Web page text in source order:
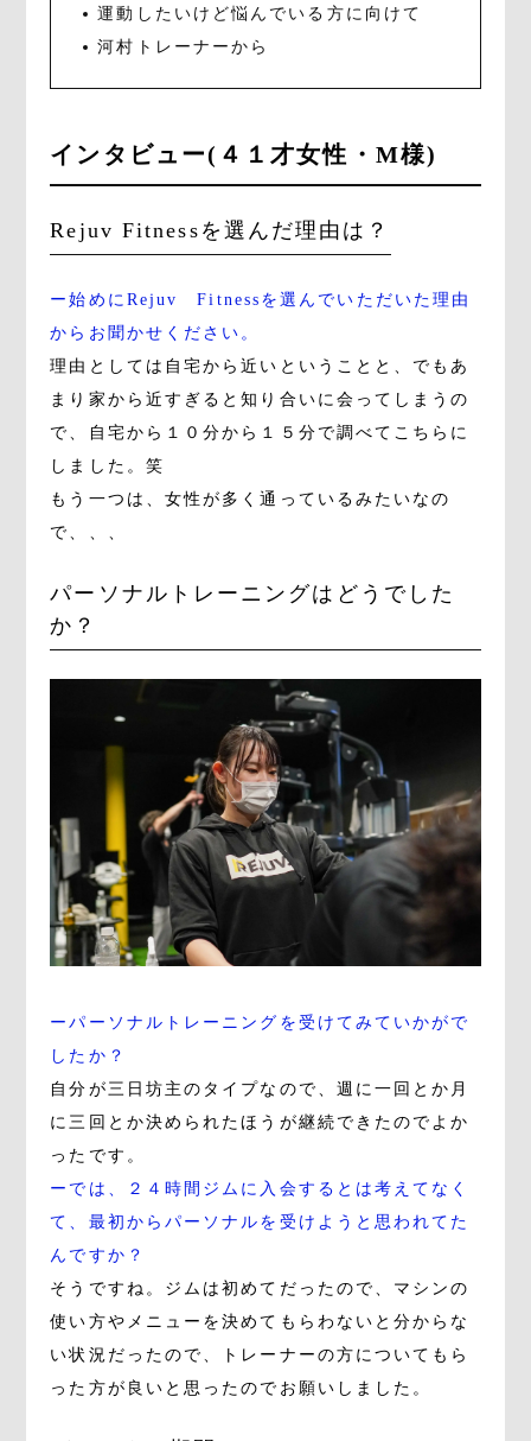
運動したいけど悩んでいる方に向けて
河村トレーナーから
インタビュー(４１才女性・M様)
Rejuv Fitnessを選んだ理由は？
ー始めにRejuv Fitnessを選んでいただいた理由
からお聞かせください。
理由としては自宅から近いということと、でもあ
まり家から近すぎると知り合いに会ってしまうの
で、自宅から１０分から１５分で調べてこちらに
しました。笑
もう一つは、女性が多く通っているみたいなの
で、、、
パーソナルトレーニングはどうでした
か？
ーパーソナルトレーニングを受けてみていかがで
したか？
自分が三日坊主のタイプなので、週に一回とか月
に三回とか決められたほうが継続できたのでよか
ったです。
ーでは、２４時間ジムに入会するとは考えてなく
て、最初からパーソナルを受けようと思われてた
んですか？
そうですね。ジムは初めてだったので、マシンの
使い方やメニューを決めてもらわないと分からな
い状況だったので、トレーナーの方についてもら
った方が良いと思ったのでお願いしました。